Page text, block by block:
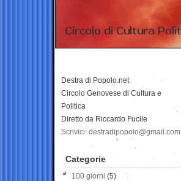
Destra di Popolo.net
Circolo Genovese di Cultura e
Politica
Diretto da Riccardo Fucile
Scrivici: destradipopolo@gmail.com
Categorie
100 giorni (5)